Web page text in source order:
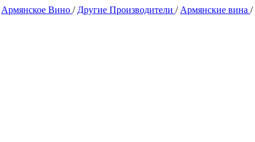
Армянское Вино / Другие Производители / Армянские вина /